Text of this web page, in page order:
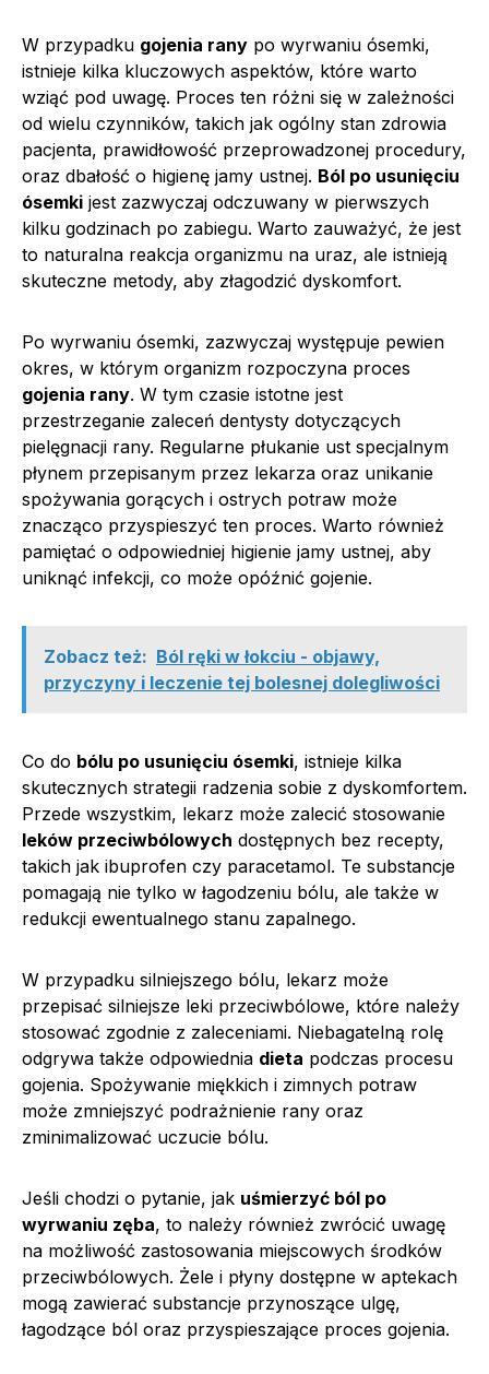
W przypadku gojenia rany po wyrwaniu ósemki,
istnieje kilka kluczowych aspektów, które warto
wziąć pod uwagę. Proces ten różni się w zależności
od wielu czynników, takich jak ogólny stan zdrowia
pacjenta, prawidłowość przeprowadzonej procedury,
oraz dbałość o higienę jamy ustnej. Ból po usunięciu
ósemki jest zazwyczaj odczuwany w pierwszych
kilku godzinach po zabiegu. Warto zauważyć, że jest
to naturalna reakcja organizmu na uraz, ale istnieją
skuteczne metody, aby złagodzić dyskomfort.
Po wyrwaniu ósemki, zazwyczaj występuje pewien
okres, w którym organizm rozpoczyna proces
gojenia rany. W tym czasie istotne jest
przestrzeganie zaleceń dentysty dotyczących
pielęgnacji rany. Regularne płukanie ust specjalnym
płynem przepisanym przez lekarza oraz unikanie
spożywania gorących i ostrych potraw może
znacząco przyspieszyć ten proces. Warto również
pamiętać o odpowiedniej higienie jamy ustnej, aby
uniknąć infekcji, co może opóźnić gojenie.
Zobacz też: Ból ręki w łokciu - objawy,
przyczyny i leczenie tej bolesnej dolegliwości
Co do bólu po usunięciu ósemki, istnieje kilka
skutecznych strategii radzenia sobie z dyskomfortem.
Przede wszystkim, lekarz może zalecić stosowanie
leków przeciwbólowych dostępnych bez recepty,
takich jak ibuprofen czy paracetamol. Te substancje
pomagają nie tylko w łagodzeniu bólu, ale także w
redukcji ewentualnego stanu zapalnego.
W przypadku silniejszego bólu, lekarz może
przepisać silniejsze leki przeciwbólowe, które należy
stosować zgodnie z zaleceniami. Niebagatelną rolę
odgrywa także odpowiednia dieta podczas procesu
gojenia. Spożywanie miękkich i zimnych potraw
może zmniejszyć podrażnienie rany oraz
zminimalizować uczucie bólu.
Jeśli chodzi o pytanie, jak uśmierzyć ból po
wyrwaniu zęba, to należy również zwrócić uwagę
na możliwość zastosowania miejscowych środków
przeciwbólowych. Żele i płyny dostępne w aptekach
mogą zawierać substancje przynoszące ulgę,
łagodzące ból oraz przyspieszające proces gojenia.